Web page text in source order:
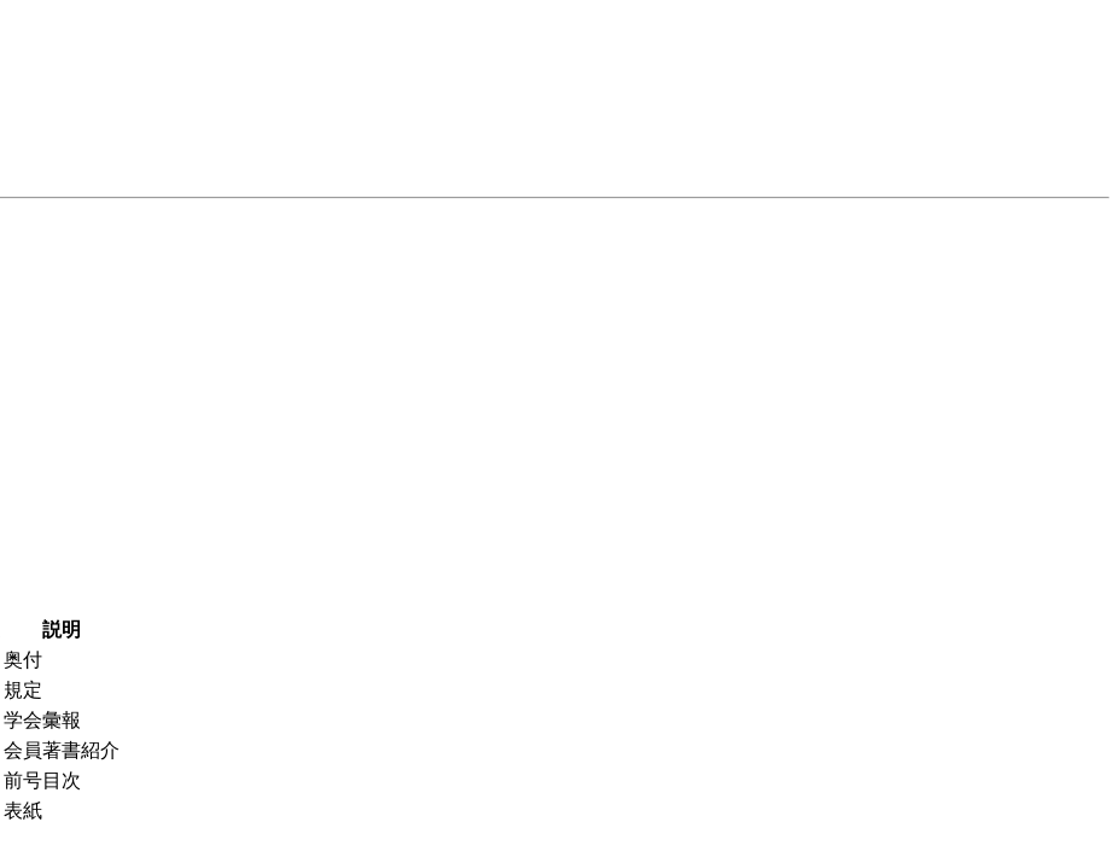
説明
奥付
規定
学会彙報
会員著書紹介
前号目次
表紙